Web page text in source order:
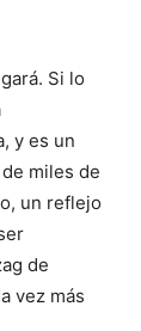
Si lo
y es un
miles de
un reflejo
de
vez más